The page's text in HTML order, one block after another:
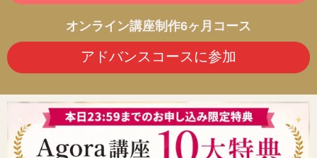
オンライン講座制作6ヶ月コース
アドバンスコースに参加